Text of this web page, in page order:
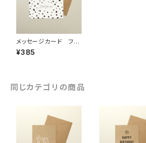
メッセージカード フォ
ー・ユー 「B」
¥385
同じカテゴリの商品